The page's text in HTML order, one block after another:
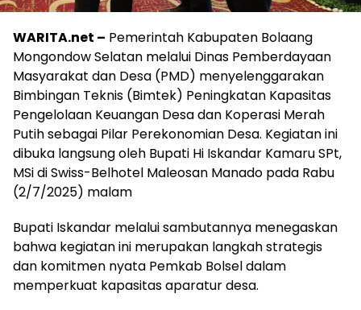
WARITA.net – Pemerintah Kabupaten Bolaang
Mongondow Selatan melalui Dinas Pemberdayaan
Masyarakat dan Desa (PMD) menyelenggarakan
Bimbingan Teknis (Bimtek) Peningkatan Kapasitas
Pengelolaan Keuangan Desa dan Koperasi Merah
Putih sebagai Pilar Perekonomian Desa. Kegiatan ini
dibuka langsung oleh Bupati Hi Iskandar Kamaru SPt,
MSi di Swiss-Belhotel Maleosan Manado pada Rabu
(2/7/2025) malam
Bupati Iskandar melalui sambutannya menegaskan
bahwa kegiatan ini merupakan langkah strategis
dan komitmen nyata Pemkab Bolsel dalam
memperkuat kapasitas aparatur desa.